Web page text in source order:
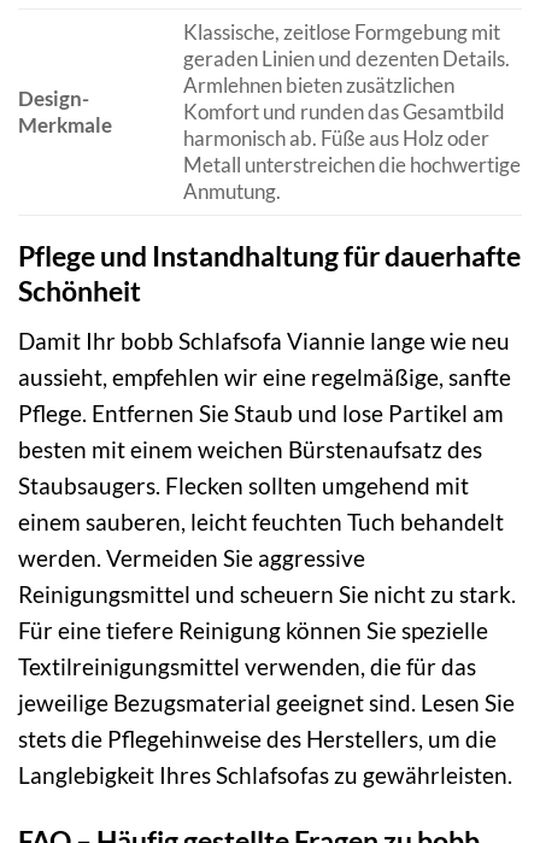
Design-
Merkmale
Klassische, zeitlose Formgebung mit
geraden Linien und dezenten Details.
Armlehnen bieten zusätzlichen
Komfort und runden das Gesamtbild
harmonisch ab. Füße aus Holz oder
Metall unterstreichen die hochwertige
Anmutung.
Pflege und Instandhaltung für dauerhafte
Schönheit
Damit Ihr bobb Schlafsofa Viannie lange wie neu
aussieht, empfehlen wir eine regelmäßige, sanfte
Pflege. Entfernen Sie Staub und lose Partikel am
besten mit einem weichen Bürstenaufsatz des
Staubsaugers. Flecken sollten umgehend mit
einem sauberen, leicht feuchten Tuch behandelt
werden. Vermeiden Sie aggressive
Reinigungsmittel und scheuern Sie nicht zu stark.
Für eine tiefere Reinigung können Sie spezielle
Textilreinigungsmittel verwenden, die für das
jeweilige Bezugsmaterial geeignet sind. Lesen Sie
stets die Pflegehinweise des Herstellers, um die
Langlebigkeit Ihres Schlafsofas zu gewährleisten.